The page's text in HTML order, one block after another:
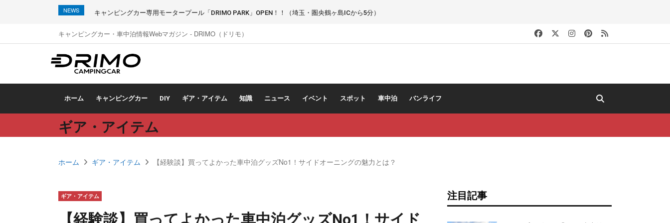
NEWS キャンピングカー専用モータープール「DRIMO PARK」OPEN！！（埼玉・圏央鶴ヶ島ICから5分）
キャンピングカー・車中泊情報Webマガジン - DRIMO（ドリモ）
ホーム キャンピングカー DIY ギア・アイテム 知識 ニュース イベント スポット 車中泊 バンライフ
ギア・アイテム
ホーム ギア・アイテム 【経験談】買ってよかった車中泊グッズNo1！サイドオーニングの魅力とは？
ギア・アイテム
【経験談】買ってよかった車中泊グッズNo1！サイド
注目記事